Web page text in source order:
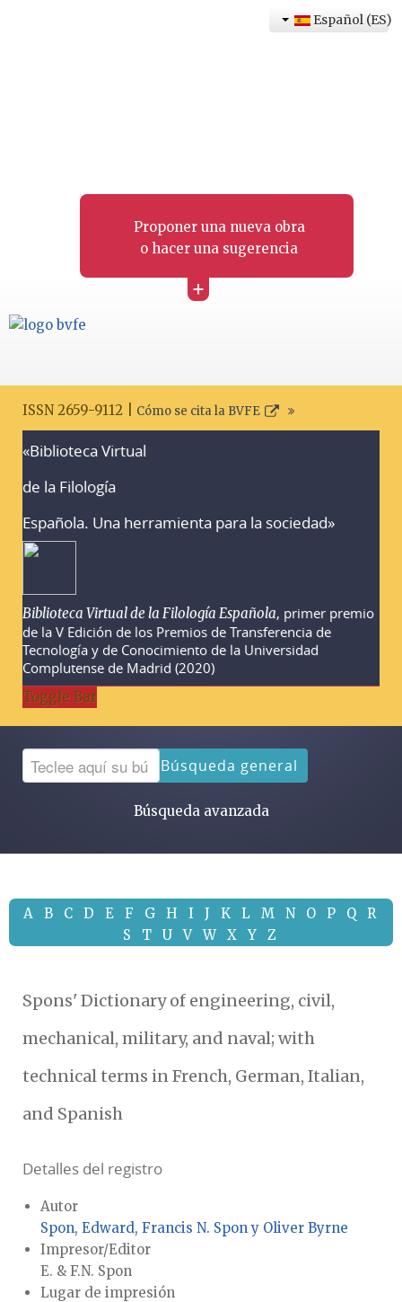
Proponer una nueva obra
o hacer una sugerencia
+
Español (ES)
ISSN 2659-9112 | Cómo se cita la BVFE
«Biblioteca Virtual
de la Filología
Española. Una herramienta para la sociedad»
Biblioteca Virtual de la Filología Española, primer premio
de la V Edición de los Premios de Transferencia de
Tecnología y de Conocimiento de la Universidad
Complutense de Madrid (2020)
Toggle Bar
Búsqueda general
Búsqueda avanzada
A B C D E F G H I J K L M N O P Q
R
S
T U V W X Y Z
Spons' Dictionary of engineering, civil,
mechanical, military, and naval; with
technical terms in French, German, Italian,
and Spanish
Detalles del registro
Autor
Spon, Edward, Francis N. Spon y Oliver Byrne
Impresor/Editor
E. & F.N. Spon
Lugar de impresión